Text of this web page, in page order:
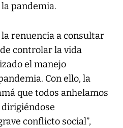
pandemia.
renuencia a consultar
controlar la vida
el manejo
Con ello, la
que todos anhelamos
dirigiéndose
conflicto social”,